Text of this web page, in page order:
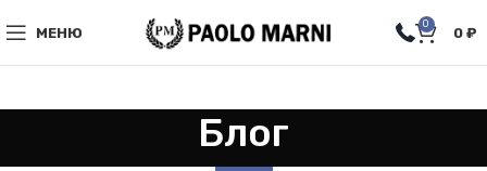
МЕНЮ
0
0 ₽
Блог